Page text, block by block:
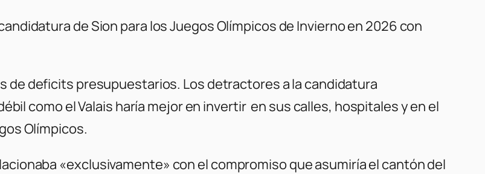
de Sion para los Juegos Olímpicos de Invierno en 2026 con
de deficits presupuestarios. Los detractores a la candidatura
como el Valais haría mejor en invertir en sus calles, hospitales y en el
Olímpicos.
«exclusivamente» con el compromiso que asumiría el cantón del